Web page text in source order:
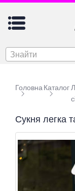
Знайти
Головна Каталог
Сукня легка